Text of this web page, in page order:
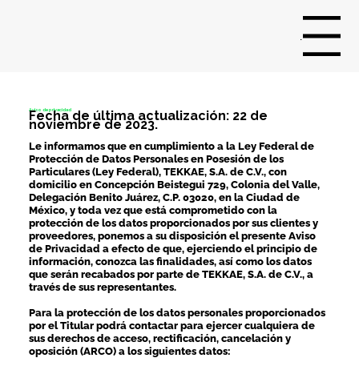
Menu
Aviso de privacidad
Fecha de última actualización: 22 de
noviembre de 2023.
Le informamos que en cumplimiento a la Ley Federal de
Protección de Datos Personales en Posesión de los
Particulares (Ley Federal), TEKKAE, S.A. de C.V., con
domicilio en Concepción Beistegui 729, Colonia del Valle,
Delegación Benito Juárez, C.P. 03020, en la Ciudad de
México, y toda vez que está comprometido con la
protección de los datos proporcionados por sus clientes y
proveedores, ponemos a su disposición el presente Aviso
de Privacidad a efecto de que, ejerciendo el principio de
información, conozca las finalidades, así como los datos
que serán recabados por parte de TEKKAE, S.A. de C.V., a
través de sus representantes.
Para la protección de los datos personales proporcionados
por el Titular podrá contactar para ejercer cualquiera de
sus derechos de acceso, rectificación, cancelación y
oposición (ARCO) a los siguientes datos: